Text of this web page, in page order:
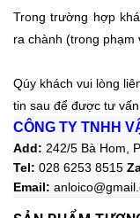
Trong trường hợp
ra chành (trong phạm
Qúy khách vui lòng
tin sau để được tư
CÔNG TY TNHH
Add: 242/5 Bà Hom,
Tel: 028 6253 8515
Email: